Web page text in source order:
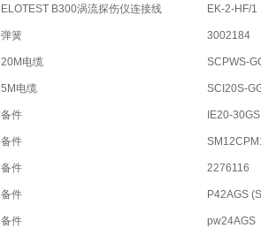
ELOTEST B300涡流探伤仪连接线 EK-2-HF/1
弹簧 3002184
20M电缆 SCPWS-
5M电缆 SCI20S-
备件 IE20-30GS
备件
备件 2276116
备件 P42AGS
备件 pw24AGS